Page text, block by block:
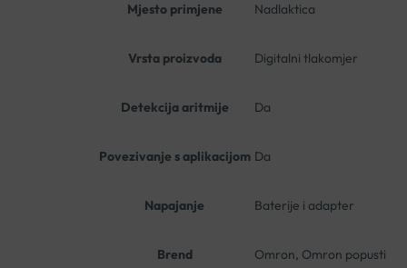
Mjesto primjene Nadlaktica
Vrsta proizvoda Digitalni tlakomjer
Detekcija aritmije Da
Povezivanje s aplikacijom Da
Napajanje Baterije i adapter
Brend Omron, Omron popusti